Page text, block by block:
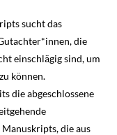
sucht das
die
einschlägig sind, um
können.
die abgeschlossene
Manuskripts, die aus